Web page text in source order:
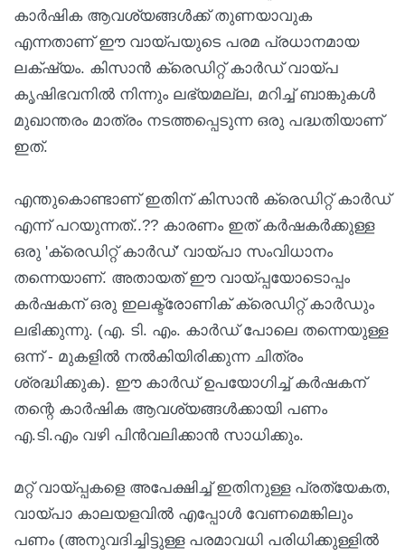
കാർഷിക ആവശ്യങ്ങൾക്ക് തുണയാവുക
എന്നതാണ് ഈ വായ്പയുടെ പരമ പ്രധാനമായ
ലക്‌ഷ്യം. കിസാൻ ക്രെഡിറ്റ് കാർഡ് വായ്പ
കൃഷിഭവനിൽ നിന്നും ലഭ്യമല്ല, മറിച്ച് ബാങ്കുകൾ
മുഖാന്തരം മാത്രം നടത്തപ്പെടുന്ന ഒരു പദ്ധതിയാണ്
ഇത്.
എന്തുകൊണ്ടാണ് ഇതിന് കിസാൻ ക്രെഡിറ്റ് കാർഡ്
എന്ന് പറയുന്നത്..?? കാരണം ഇത് കർഷകർക്കുള്ള
ഒരു 'ക്രെഡിറ്റ് കാർഡ്' വായ്പാ സംവിധാനം
തന്നെയാണ്. അതായത് ഈ വായ്പ്പയോടൊപ്പം
കർഷകന് ഒരു ഇലക്ട്രോണിക് ക്രെഡിറ്റ് കാർഡും
ലഭിക്കുന്നു. (എ. ടി. എം. കാർഡ് പോലെ തന്നെയുള്ള
ഒന്ന് - മുകളിൽ നൽകിയിരിക്കുന്ന ചിത്രം
ശ്രദ്ധിക്കുക). ഈ കാർഡ് ഉപയോഗിച്ച് കർഷകന്
തന്റെ കാർഷിക ആവശ്യങ്ങൾക്കായി പണം
എ.ടി.എം വഴി പിൻവലിക്കാൻ സാധിക്കും.
മറ്റ് വായ്പ്പകളെ അപേക്ഷിച്ച് ഇതിനുള്ള പ്രത്യേകത,
വായ്പാ കാലയളവിൽ എപ്പോൾ വേണമെങ്കിലും
പണം (അനുവദിച്ചിട്ടുള്ള പരമാവധി പരിധിക്കുള്ളിൽ